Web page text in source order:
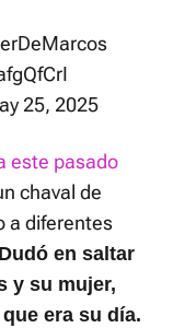
25, 2025
este pasado
chaval de
a diferentes
Dudó en saltar
y su mujer,
era su día.